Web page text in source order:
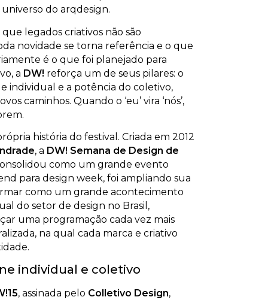
do arqdesign.
legados criativos não são
novidade se torna referência e o que
é o que foi planejado para
a DW! reforça um de seus pilares: o
individual e a potência do coletivo,
caminhos. Quando o ‘eu’ vira ‘nós’,
história do festival. Criada em 2012
, a DW! Semana de Design de
como um grande evento
para design week, foi ampliando sua
como um grande acontecimento
do setor de design no Brasil,
uma programação cada vez mais
na qual cada marca e criativo
individual e coletivo
, assinada pelo Colletivo Design,